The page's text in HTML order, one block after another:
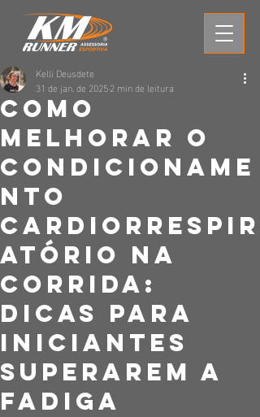
Como
Melhorar o
Condicioname
nto
Cardiorrespir
atório na
corrida:
Dicas para
Iniciantes
Superarem a
Fadiga
Kelli Deusdete
31 de jan. de 20252 min de leitura